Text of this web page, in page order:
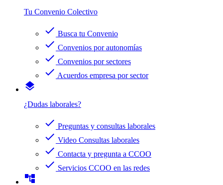
Tu Convenio Colectivo
check Busca tu Convenio
check Convenios por autonomías
check Convenios por sectores
check Acuerdos empresa por sector
layers
¿Dudas laborales?
check Preguntas y consultas laborales
check Video Consultas laborales
check Contacta y pregunta a CCOO
check Servicios CCOO en las redes
account_tree